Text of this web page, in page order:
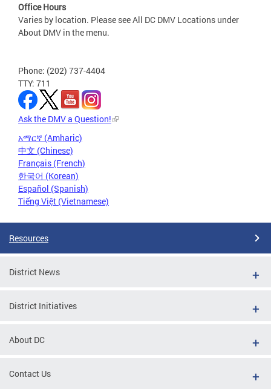
Office Hours
Varies by location. Please see All DC DMV Locations under
About DMV in the menu.
Phone: (202) 737-4404
TTY: 711
Ask the DMV a Question!
አማርኛ (Amharic)
中文 (Chinese)
Français (French)
한국어 (Korean)
Español (Spanish)
Tiếng Việt (Vietnamese)
Resources
District News
District Initiatives
About DC
Contact Us